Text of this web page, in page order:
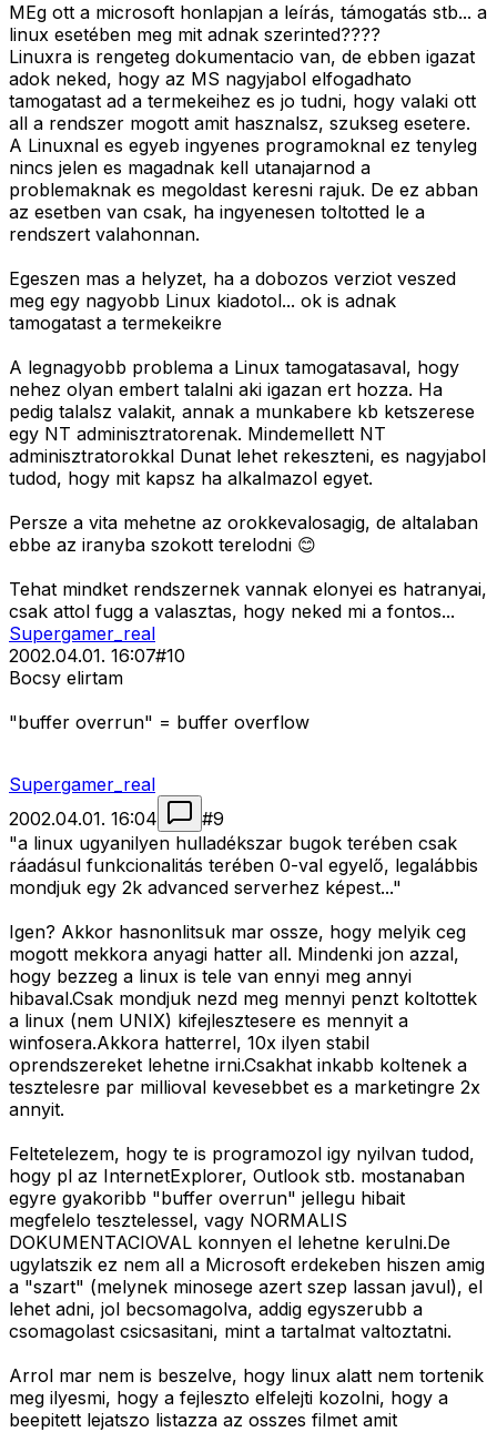
MEg ott a microsoft honlapjan a leírás, támogatás stb... a
linux esetében meg mit adnak szerinted????
Linuxra is rengeteg dokumentacio van, de ebben igazat
adok neked, hogy az MS nagyjabol elfogadhato
tamogatast ad a termekeihez es jo tudni, hogy valaki ott
all a rendszer mogott amit hasznalsz, szukseg esetere.
A Linuxnal es egyeb ingyenes programoknal ez tenyleg
nincs jelen es magadnak kell utanajarnod a
problemaknak es megoldast keresni rajuk. De ez abban
az esetben van csak, ha ingyenesen toltotted le a
rendszert valahonnan.
Egeszen mas a helyzet, ha a dobozos verziot veszed
meg egy nagyobb Linux kiadotol... ok is adnak
tamogatast a termekeikre
A legnagyobb problema a Linux tamogatasaval, hogy
nehez olyan embert talalni aki igazan ert hozza. Ha
pedig talalsz valakit, annak a munkabere kb ketszerese
egy NT adminisztratorenak. Mindemellett NT
adminisztratorokkal Dunat lehet rekeszteni, es nagyjabol
tudod, hogy mit kapsz ha alkalmazol egyet.
Persze a vita mehetne az orokkevalosagig, de altalaban
ebbe az iranyba szokott terelodni 😊
Tehat mindket rendszernek vannak elonyei es hatranyai,
csak attol fugg a valasztas, hogy neked mi a fontos...
Supergamer_real
2002.04.01. 16:07#10
Bocsy elirtam
"buffer overrun" = buffer overflow
Supergamer_real
2002.04.01. 16:04
#9
"a linux ugyanilyen hulladékszar bugok terében csak
ráadásul funkcionalitás terében 0-val egyelő, legalábbis
mondjuk egy 2k advanced serverhez képest..."
Igen? Akkor hasnonlitsuk mar ossze, hogy melyik ceg
mogott mekkora anyagi hatter all. Mindenki jon azzal,
hogy bezzeg a linux is tele van ennyi meg annyi
hibaval.Csak mondjuk nezd meg mennyi penzt koltottek
a linux (nem UNIX) kifejlesztesere es mennyit a
winfosera.Akkora hatterrel, 10x ilyen stabil
oprendszereket lehetne irni.Csakhat inkabb koltenek a
tesztelesre par millioval kevesebbet es a marketingre 2x
annyit.
Feltetelezem, hogy te is programozol igy nyilvan tudod,
hogy pl az InternetExplorer, Outlook stb. mostanaban
egyre gyakoribb "buffer overrun" jellegu hibait
megfelelo tesztelessel, vagy NORMALIS
DOKUMENTACIOVAL konnyen el lehetne kerulni.De
ugylatszik ez nem all a Microsoft erdekeben hiszen amig
a "szart" (melynek minosege azert szep lassan javul), el
lehet adni, jol becsomagolva, addig egyszerubb a
csomagolast csicsasitani, mint a tartalmat valtoztatni.
Arrol mar nem is beszelve, hogy linux alatt nem tortenik
meg ilyesmi, hogy a fejleszto elfelejti kozolni, hogy a
beepitett lejatszo listazza az osszes filmet amit